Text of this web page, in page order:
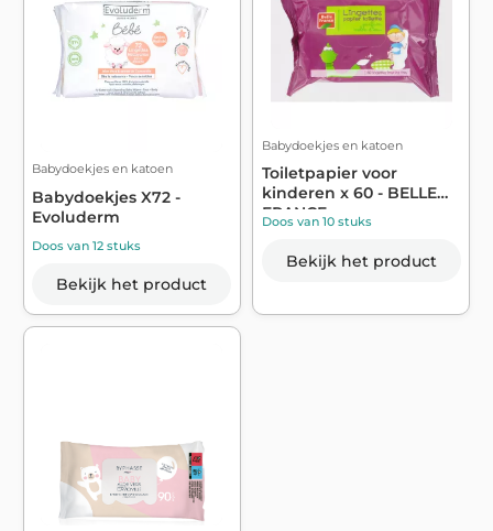
Babydoekjes en katoen
Babydoekjes X72 -
Evoluderm
Doos van 12 stuks
Bekijk het product
Babydoekjes en katoen
Toiletpapier voor
kinderen x 60 - BELLE
FRANCE
Doos van 10 stuks
Bekijk het product